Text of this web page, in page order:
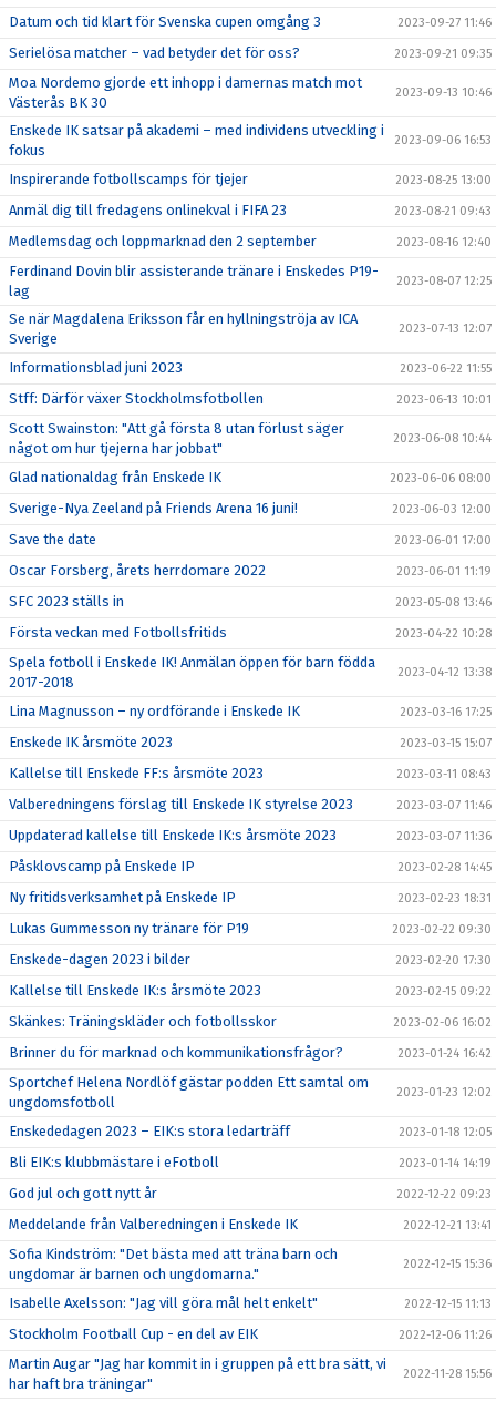
Datum och tid klart för Svenska cupen omgång 3 2023-09-27 11:46
Serielösa matcher – vad betyder det för oss? 2023-09-21 09:35
Moa Nordemo gjorde ett inhopp i damernas match mot
Västerås BK 30
2023-09-13 10:46
Enskede IK satsar på akademi – med individens utveckling i
fokus
2023-09-06 16:53
Inspirerande fotbollscamps för tjejer 2023-08-25 13:00
Anmäl dig till fredagens onlinekval i FIFA 23 2023-08-21 09:43
Medlemsdag och loppmarknad den 2 september 2023-08-16 12:40
Ferdinand Dovin blir assisterande tränare i Enskedes P19-
lag
2023-08-07 12:25
Se när Magdalena Eriksson får en hyllningströja av ICA
Sverige
2023-07-13 12:07
Informationsblad juni 2023 2023-06-22 11:55
Stff: Därför växer Stockholmsfotbollen 2023-06-13 10:01
Scott Swainston: "Att gå första 8 utan förlust säger
något om hur tjejerna har jobbat"
2023-06-08 10:44
Glad nationaldag från Enskede IK 2023-06-06 08:00
Sverige-Nya Zeeland på Friends Arena 16 juni! 2023-06-03 12:00
Save the date 2023-06-01 17:00
Oscar Forsberg, årets herrdomare 2022 2023-06-01 11:19
SFC 2023 ställs in 2023-05-08 13:46
Första veckan med Fotbollsfritids 2023-04-22 10:28
Spela fotboll i Enskede IK! Anmälan öppen för barn födda
2017-2018
2023-04-12 13:38
Lina Magnusson – ny ordförande i Enskede IK 2023-03-16 17:25
Enskede IK årsmöte 2023 2023-03-15 15:07
Kallelse till Enskede FF:s årsmöte 2023 2023-03-11 08:43
Valberedningens förslag till Enskede IK styrelse 2023 2023-03-07 11:46
Uppdaterad kallelse till Enskede IK:s årsmöte 2023 2023-03-07 11:36
Påsklovscamp på Enskede IP 2023-02-28 14:45
Ny fritidsverksamhet på Enskede IP 2023-02-23 18:31
Lukas Gummesson ny tränare för P19 2023-02-22 09:30
Enskede-dagen 2023 i bilder 2023-02-20 17:30
Kallelse till Enskede IK:s årsmöte 2023 2023-02-15 09:22
Skänkes: Träningskläder och fotbollsskor 2023-02-06 16:02
Brinner du för marknad och kommunikationsfrågor? 2023-01-24 16:42
Sportchef Helena Nordlöf gästar podden Ett samtal om
ungdomsfotboll
2023-01-23 12:02
Enskededagen 2023 – EIK:s stora ledarträff 2023-01-18 12:05
Bli EIK:s klubbmästare i eFotboll 2023-01-14 14:19
God jul och gott nytt år 2022-12-22 09:23
Meddelande från Valberedningen i Enskede IK 2022-12-21 13:41
Sofia Kindström: "Det bästa med att träna barn och
ungdomar är barnen och ungdomarna."
2022-12-15 15:36
Isabelle Axelsson: "Jag vill göra mål helt enkelt" 2022-12-15 11:13
Stockholm Football Cup - en del av EIK 2022-12-06 11:26
Martin Augar "Jag har kommit in i gruppen på ett bra sätt, vi
har haft bra träningar"
2022-11-28 15:56